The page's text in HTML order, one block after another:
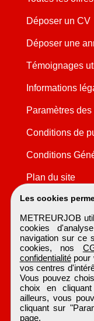
Les cookies
METREURJOB
cookies
navigation sur ce
cookies, nos
confidentialitépour
vos centres
Vous pouvez
choix en
ailleurs, vous
cliquant sur
page.
Déposer un CV
Déposer une
Témoignages
Informations
Paramètres
Conditions de
Conditions
Plan du site